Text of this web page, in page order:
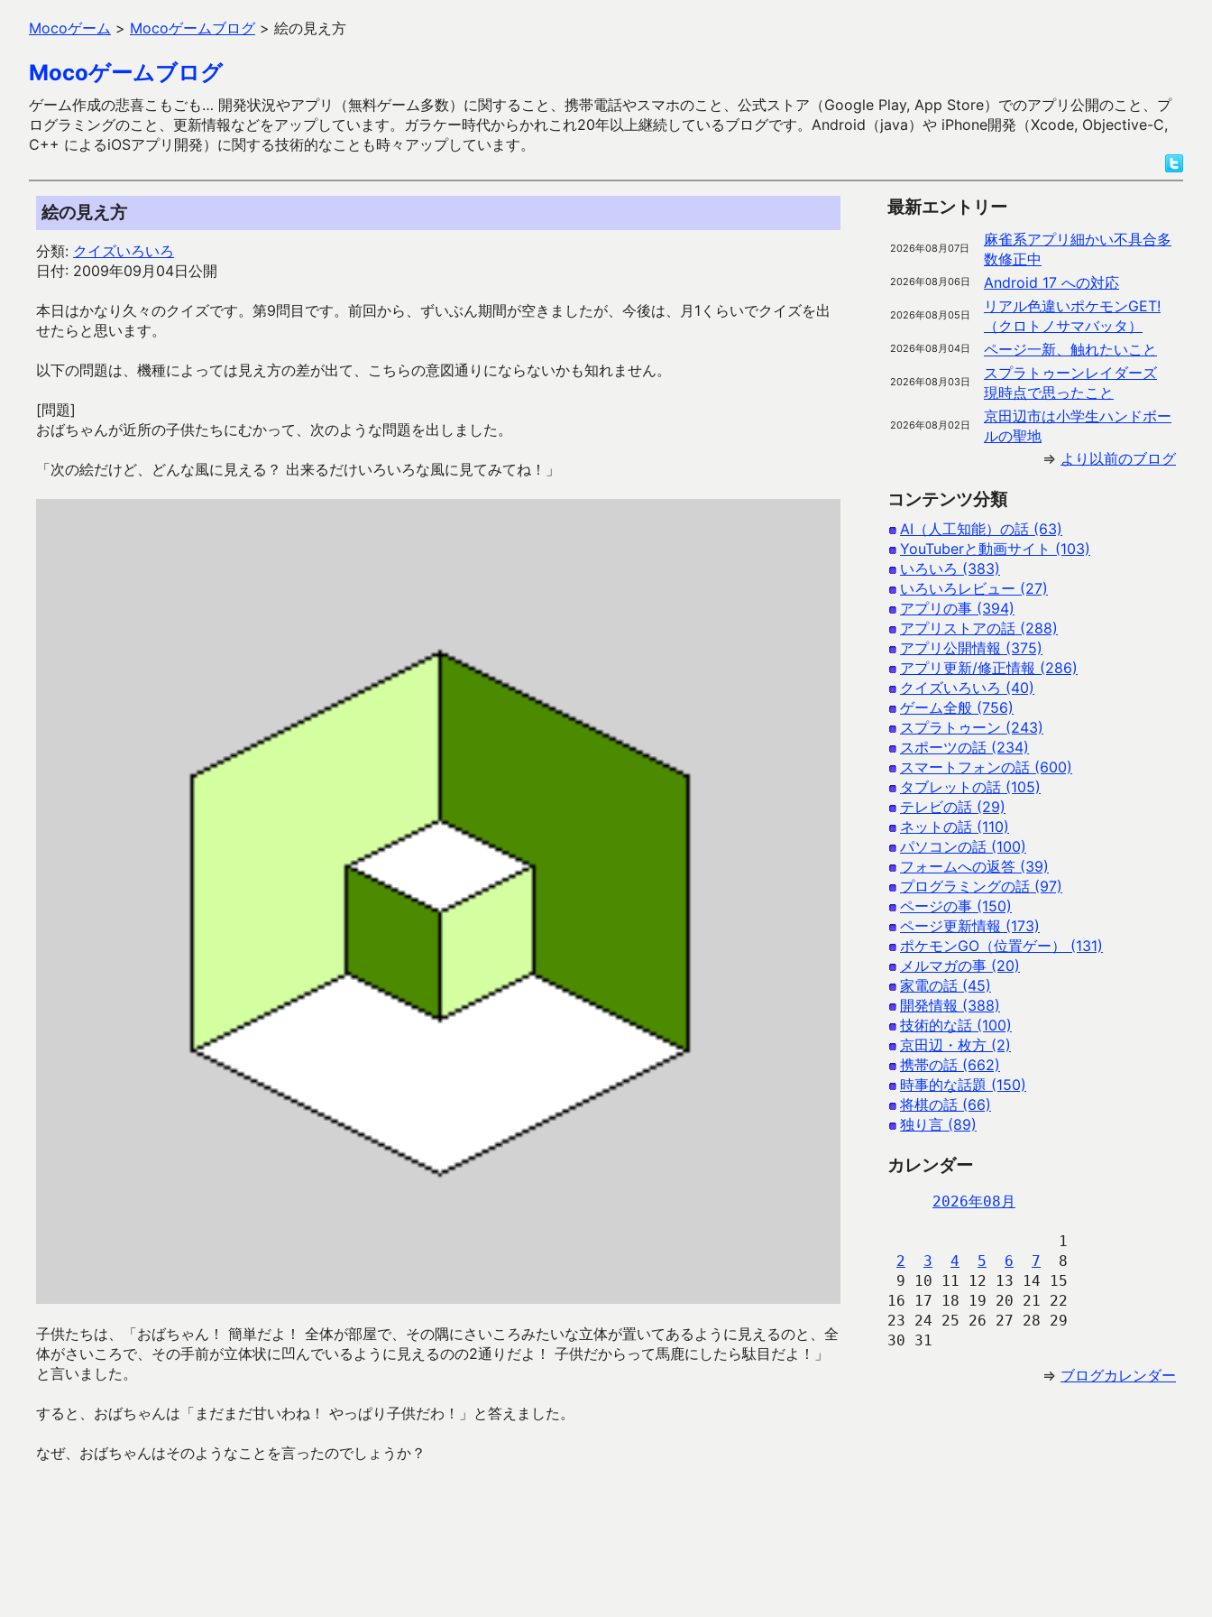
Mocoゲーム > Mocoゲームブログ > 絵の見え方
Mocoゲームブログ
ゲーム作成の悲喜こもごも… 開発状況やアプリ（無料ゲーム多数）に関すること、携帯電話やスマホのこと、公式ストア（Google Play, App Store）でのアプリ公開のこと、プ
ログラミングのこと、更新情報などをアップしています。ガラケー時代からかれこれ20年以上継続しているブログです。Android（java）や iPhone開発（Xcode, Objective-C,
C++ によるiOSアプリ開発）に関する技術的なことも時々アップしています。
絵の見え方
分類: クイズいろいろ
日付: 2009年09月04日公開
本日はかなり久々のクイズです。第9問目です。前回から、ずいぶん期間が空きましたが、今後は、月1くらいでクイズを出
せたらと思います。
以下の問題は、機種によっては見え方の差が出て、こちらの意図通りにならないかも知れません。
[問題]
おばちゃんが近所の子供たちにむかって、次のような問題を出しました。
「次の絵だけど、どんな風に見える？ 出来るだけいろいろな風に見てみてね！」
子供たちは、「おばちゃん！ 簡単だよ！ 全体が部屋で、その隅にさいころみたいな立体が置いてあるように見えるのと、全
体がさいころで、その手前が立体状に凹んでいるように見えるのの2通りだよ！ 子供だからって馬鹿にしたら駄目だよ！」
と言いました。
すると、おばちゃんは「まだまだ甘いわね！ やっぱり子供だわ！」と答えました。
なぜ、おばちゃんはそのようなことを言ったのでしょうか？
最新エントリー
2026年08月07日
麻雀系アプリ細かい不具合多
数修正中
2026年08月06日 Android 17 への対応
2026年08月05日
リアル色違いポケモンGET!
（クロトノサマバッタ）
2026年08月04日 ページ一新、触れたいこと
2026年08月03日
スプラトゥーンレイダーズ
現時点で思ったこと
2026年08月02日
京田辺市は小学生ハンドボー
ルの聖地
⇒ より以前のブログ
コンテンツ分類
AI（人工知能）の話 (63)
YouTuberと動画サイト (103)
いろいろ (383)
いろいろレビュー (27)
アプリの事 (394)
アプリストアの話 (288)
アプリ公開情報 (375)
アプリ更新/修正情報 (286)
クイズいろいろ (40)
ゲーム全般 (756)
スプラトゥーン (243)
スポーツの話 (234)
スマートフォンの話 (600)
タブレットの話 (105)
テレビの話 (29)
ネットの話 (110)
パソコンの話 (100)
フォームへの返答 (39)
プログラミングの話 (97)
ページの事 (150)
ページ更新情報 (173)
ポケモンGO（位置ゲー） (131)
メルマガの事 (20)
家電の話 (45)
開発情報 (388)
技術的な話 (100)
京田辺・枚方 (2)
携帯の話 (662)
時事的な話題 (150)
将棋の話 (66)
独り言 (89)
カレンダー
2026年08月
                   1
2
3 4 5 6 7
  8
9 10 11 12 13 14 15
16 17 18 19 20 21 22
23 24 25 26 27 28 29
30 31
⇒ ブログカレンダー